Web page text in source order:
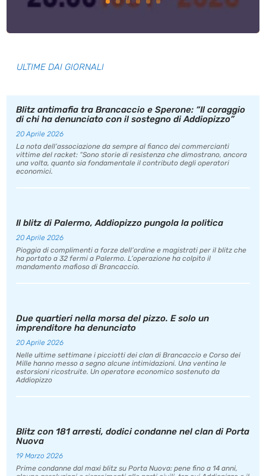
ULTIME DAI GIORNALI
Blitz antimafia tra Brancaccio e Sperone: “Il coraggio
di chi ha denunciato con il sostegno di Addiopizzo”
20 Aprile 2026
La nota dell’associazione da sempre al fianco dei commercianti
vittime del racket: “Sono storie di resistenza che dimostrano, ancora
una volta, quanto sia fondamentale il contributo degli operatori
economici.
Il blitz di Palermo, Addiopizzo pungola la politica
20 Aprile 2026
Pioggia di complimenti a forze dell’ordine e magistrati per il blitz che
ha portato a 32 fermi a Palermo. L’operazione ha colpito il
mandamento mafioso di Brancaccio.
Due quartieri nella morsa del pizzo. E solo un
imprenditore ha denunciato
20 Aprile 2026
Nelle ultime settimane i picciotti dei clan di Brancaccio e Corso dei
Mille hanno messo a segno alcune intimidazioni. Una ventina le
estorsioni ricostruite. Un operatore economico sostenuto da
Addiopizzo
Blitz con 181 arresti, dodici condanne nel clan di Porta
Nuova
19 Marzo 2026
Prime condanne dal maxi blitz su Porta Nuova: pene fino a 14 anni,